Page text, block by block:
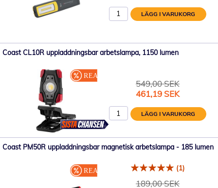
LÄGG I VARUKORG
Coast CL10R uppladdningsbar arbetslampa, 1150 lumen
549,00 SEK
Specialpris
461,19 SEK
LÄGG I VARUKORG
Coast PM50R uppladdningsbar magnetisk arbetslampa - 185 lumen
(1)
189,00 SEK